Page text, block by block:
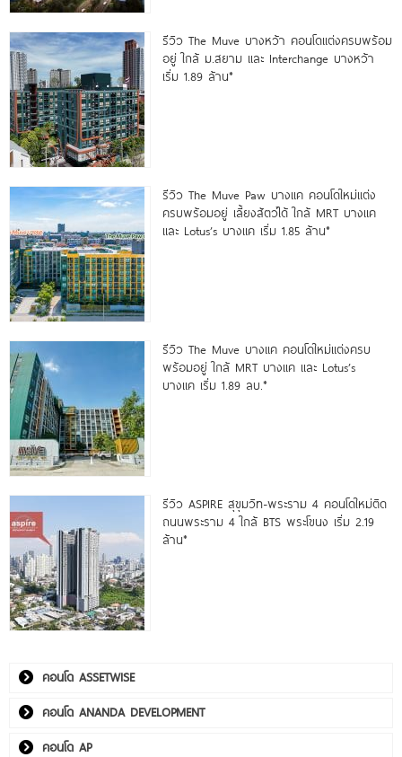
รีวิว The Muve บางหว้า คอนโดแต่งครบพร้อม
อยู่ ใกล้ ม.สยาม และ Interchange บางหว้า
เริ่ม 1.89 ล้าน*
รีวิว The Muve Paw บางแค คอนโดใหม่แต่ง
ครบพร้อมอยู่ เลี้ยงสัตว์ได้ ใกล้ MRT บางแค
และ Lotus’s บางแค เริ่ม 1.85 ล้าน*
รีวิว The Muve บางแค คอนโดใหม่แต่งครบ
พร้อมอยู่ ใกล้ MRT บางแค และ Lotus’s
บางแค เริ่ม 1.89 ลบ.*
รีวิว ASPIRE สุขุมวิท-พระราม 4 คอนโดใหม่ติด
ถนนพระราม 4 ใกล้ BTS พระโขนง เริ่ม 2.19
ล้าน*
คอนโด ASSETWISE
คอนโด ANANDA DEVELOPMENT
คอนโด AP